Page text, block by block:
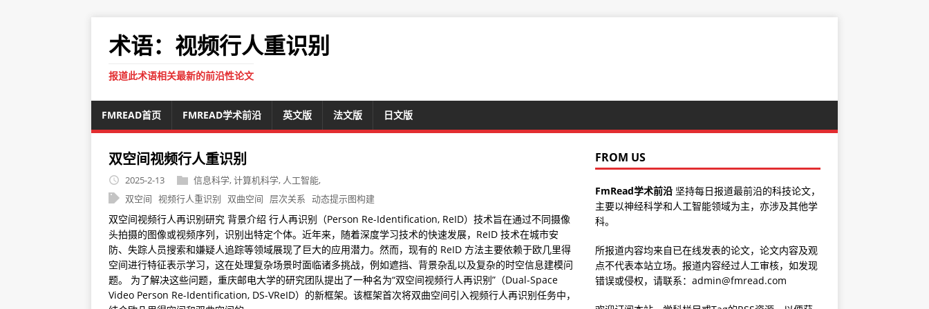
术语：视频行人重识别
报道此术语相关最新的前沿性论文
FMREAD首页 FMREAD学术前沿 英文版 法文版 日文版
双空间视频行人重识别
2025-2-13 信息科学,计算机科学, 人工智能,
双空间 视频行人重识别 双曲空间 层次关系 动态提示图构建
双空间视频行人再识别研究 背景介绍 行人再识别（Person Re-Identification, ReID）技术旨在通过不同摄像
头拍摄的图像或视频序列，识别出特定个体。近年来，随着深度学习技术的快速发展，ReID 技术在城市安
防、失踪人员搜索和嫌疑人追踪等领域展现了巨大的应用潜力。然而，现有的 ReID 方法主要依赖于欧几里得
空间进行特征表示学习，这在处理复杂场景时面临诸多挑战，例如遮挡、背景杂乱以及复杂的时空信息建模问
题。 为了解决这些问题，重庆邮电大学的研究团队提出了一种名为“双空间视频行人再识别”（Dual-Space
Video Person Re-Identification, DS-VReID）的新框架。该框架首次将双曲空间引入视频行人再识别任务中，
FROM US
FmRead学术前沿坚持每日报道最前沿的科技论文，
主要以神经科学和人工智能领域为主，亦涉及其他学
科。
所报道内容均来自已在线发表的论文，论文内容及观
点不代表本站立场。报道内容经过人工审核，如发现
错误或侵权，请联系：admin@fmread.com